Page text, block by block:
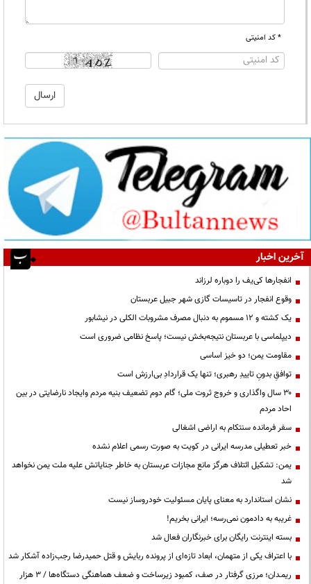
* کد امنیتی
آخرین اخبار
انفجارها کی‌یف را دوباره لرزاند
وقوع انفجار در تاسیسات گازی شهر جبیل عربستان
یک کشته و ۱۲ مسموم به دنبال مصرف مشروبات الکلی در نیشابور
دیپلماسی با عربستان نتیجه‌بخش نیست؛ پاسخ نظامی ضروری است
مقاومت یمن؛ دو خیز اساسی
توافقِ بدونِ تاییدِ رهبری؛ تنها یک قراردادِ بی‌ارزش است
۳۰ سال واگذاری و خروج ثروت ملی؛ گام دوم تضعیف بنیه مردم وایجاد نارضایتی در بین
احاد مردم
سفر فرمانده سنتکام به اراضی اشغالی
خبر تعطیلی مدرسه ایرانی در کویت به صورت رسمی اعلام نشده
یمن: تشکیل ائتلاف هرگز مانع مجازات عربستان به خاطر جنایاتش علیه ملت یمن نخواهد
شد
نشان استاندارد به معنای پایان مسئولیت خودروساز نیست
غریبه به دادمون نمی‌رسه؛ ایرانی بخریم!
بسته اینترنت رایگان برای خبرنگاران فعال شد
با اعتراف یکی از متهمان، ابعاد تازه‌ای از پرونده ربایش و قتل حمیدرضا رجب‌زاده آشکار شد
ریمـدان؛ مرزی گرفتار در صف، کمبود زیرساخت و ضعف هماهنگی دستگاه‌ها / ۳ هزار